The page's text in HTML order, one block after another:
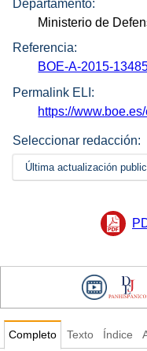
Departamento:
Ministerio de
Referencia:
BOE-A-2015-
Permalink ELI:
https://
Seleccionar redacción:
Última actualización
Completo Texto Índice